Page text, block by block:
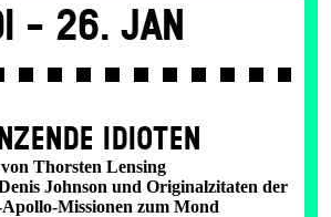
- 26. Jan
IDIOTEN
von Thorsten Lensing
Johnson und Originalzitaten der
Missionen zum Mond